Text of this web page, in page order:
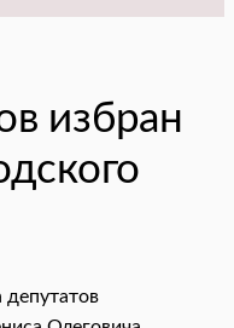
избран
депутатов